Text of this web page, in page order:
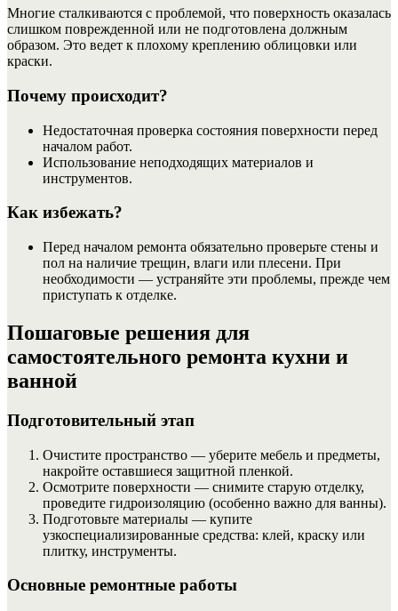
Многие сталкиваются с проблемой, что поверхность оказалась
слишком поврежденной или не подготовлена должным
образом. Это ведет к плохому креплению облицовки или
краски.
Почему происходит?
Недостаточная проверка состояния поверхности перед
началом работ.
Использование неподходящих материалов и
инструментов.
Как избежать?
Перед началом ремонта обязательно проверьте стены и
пол на наличие трещин, влаги или плесени. При
необходимости — устраняйте эти проблемы, прежде чем
приступать к отделке.
Пошаговые решения для
самостоятельного ремонта кухни и
ванной
Подготовительный этап
Очистите пространство — уберите мебель и предметы,
накройте оставшиеся защитной пленкой.
Осмотрите поверхности — снимите старую отделку,
проведите гидроизоляцию (особенно важно для ванны).
Подготовьте материалы — купите
узкоспециализированные средства: клей, краску или
плитку, инструменты.
Основные ремонтные работы